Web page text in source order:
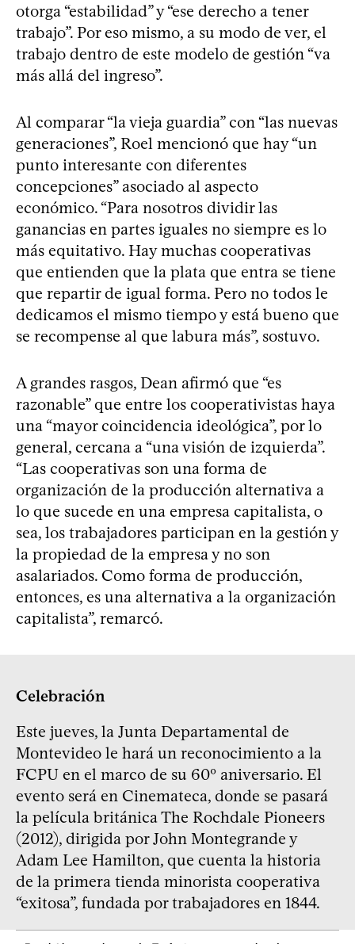
otorga “estabilidad” y “ese derecho a tener
trabajo”. Por eso mismo, a su modo de ver, el
trabajo dentro de este modelo de gestión “va
más allá del ingreso”.
Al comparar “la vieja guardia” con “las nuevas
generaciones”, Roel mencionó que hay “un
punto interesante con diferentes
concepciones” asociado al aspecto
económico. “Para nosotros dividir las
ganancias en partes iguales no siempre es lo
más equitativo. Hay muchas cooperativas
que entienden que la plata que entra se tiene
que repartir de igual forma. Pero no todos le
dedicamos el mismo tiempo y está bueno que
se recompense al que labura más”, sostuvo.
A grandes rasgos, Dean afirmó que “es
razonable” que entre los cooperativistas haya
una “mayor coincidencia ideológica”, por lo
general, cercana a “una visión de izquierda”.
“Las cooperativas son una forma de
organización de la producción alternativa a
lo que sucede en una empresa capitalista, o
sea, los trabajadores participan en la gestión y
la propiedad de la empresa y no son
asalariados. Como forma de producción,
entonces, es una alternativa a la organización
capitalista”, remarcó.
Celebración
Este jueves, la Junta Departamental de
Montevideo le hará un reconocimiento a la
FCPU en el marco de su 60º aniversario. El
evento será en Cinemateca, donde se pasará
la película británica The Rochdale Pioneers
(2012), dirigida por John Montegrande y
Adam Lee Hamilton, que cuenta la historia
de la primera tienda minorista cooperativa
“exitosa”, fundada por trabajadores en 1844.